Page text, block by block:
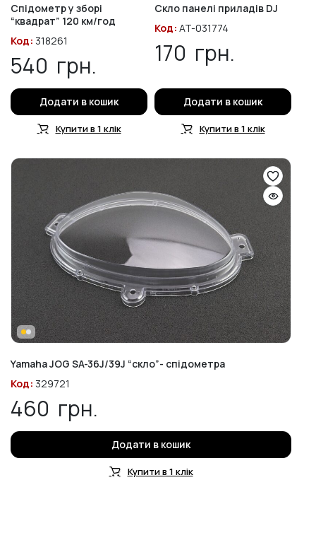
Спідометр у зборі
“квадрат” 120 км/год
Код: 318261
540 грн.
Додати в кошик
Купити в 1 клік
Скло панелі приладів DJ
Код: AT-031774
170 грн.
Додати в кошик
Купити в 1 клік
Yamaha JOG SA-36J/39J “скло”- спідометра
Код: 329721
460 грн.
Додати в кошик
Купити в 1 клік